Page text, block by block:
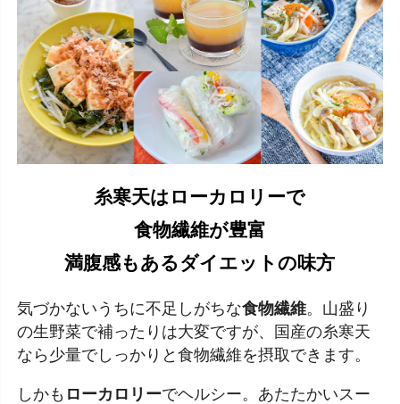
糸寒天はローカロリーで
食物繊維が豊富
満腹感もあるダイエットの味方
気づかないうちに不足しがちな食物繊維。山盛り
の生野菜で補ったりは大変ですが、国産の糸寒天
なら少量でしっかりと食物繊維を摂取できます。
しかも ローカロリーでヘルシー。あたたかいスー